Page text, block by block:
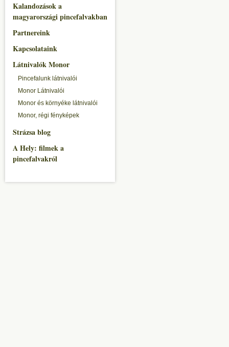
Kalandozások a
magyarországi pincefalvakban
Partnereink
Kapcsolataink
Látnivalók Monor
Pincefalunk látnivalói
Monor Látnivalói
Monor és környéke látnivalói
Monor, régi fényképek
Strázsa blog
A Hely: filmek a
pincefalvakról